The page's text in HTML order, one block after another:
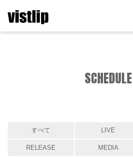
SCHEDULE
すべて LIVE
RELEASE MEDIA